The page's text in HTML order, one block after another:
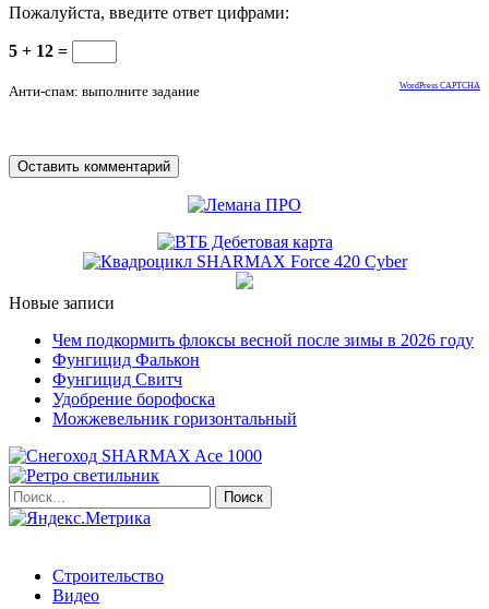
Пожалуйста, введите ответ цифрами:
5 + 12 =
Анти-спам: выполните задание WordPress CAPTCHA
Новые записи
Чем подкормить флоксы весной после зимы в 2026 году
Фунгицид Фалькон
Фунгицид Свитч
Удобрение борофоска
Можжевельник горизонтальный
Строительство
Видео